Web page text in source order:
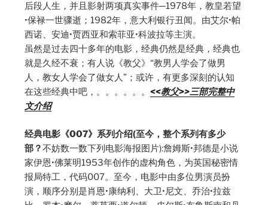
后段人生，并且影射两项真实事件─1978年，教皇若望
•保禄一世骤逝；1982年，意大利银行丑闻。由艾尔•帕
西诺、安迪•贾西亚和索菲亚•科波拉等主演。
虽然是过去四十多年的电影，经典仍然是经典，经典也
就是久经不衰；有人说《教父》“教男人学会了做男
人，教女人学会了做女人”；或许，有更多深刻的认知
在这些经典中吧，。。。。。。<<教父>>三部完整中
文介绍
经典电影《007》系列介绍(至今，整个系列有多少
部？不妨数一数下列电影海报图片):詹姆斯•邦德是小说
家伊恩•佛莱明1953年创作的虚构角色，为英国秘密情
报局特工，代码007。至今，电影中由多位男演员扮
演，顺序分别是肖恩•康纳利、大卫•尼文、乔治•拉兹